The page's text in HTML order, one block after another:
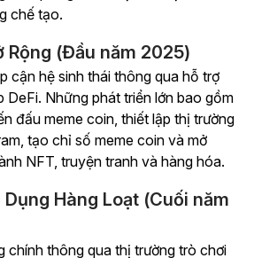
chế tạo.
Rộng (Đầu năm 2025)
cận hệ sinh thái thông qua hỗ trợ
DeFi. Những phát triển lớn bao gồm
đấu meme coin, thiết lập thị trường
tạo chỉ số meme coin và mở
NFT, truyện tranh và hàng hóa.
Dụng Hàng Loạt (Cuối năm
chính thông qua thị trường trò chơi